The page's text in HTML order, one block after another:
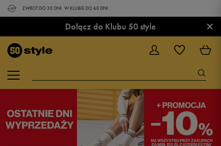
ZWROT DO 30 DNI. W KLUBIE DO 60 DNI.
Dołącz do Klubu 50 style ×